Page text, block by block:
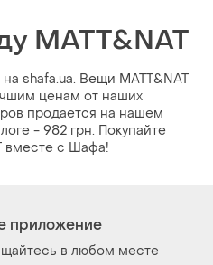
MATT&NAT
shafa.ua. Вещи MATT&NAT
ценам от наших
продается на нашем
- 982 грн. Покупайте
вместе с Шафа!
приложение
в любом месте